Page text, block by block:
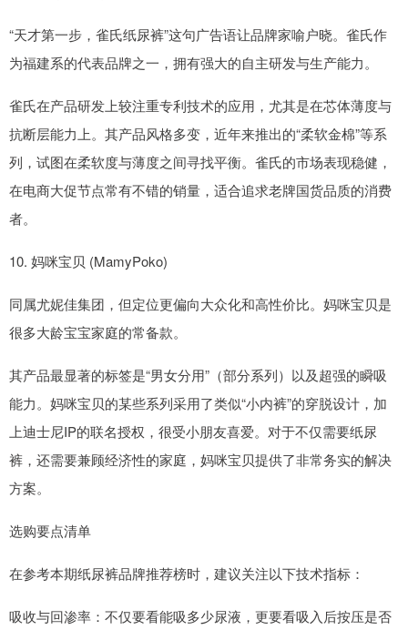
“天才第一步，雀氏纸尿裤”这句广告语让品牌家喻户晓。雀氏作
为福建系的代表品牌之一，拥有强大的自主研发与生产能力。
雀氏在产品研发上较注重专利技术的应用，尤其是在芯体薄度与
抗断层能力上。其产品风格多变，近年来推出的“柔软金棉”等系
列，试图在柔软度与薄度之间寻找平衡。雀氏的市场表现稳健，
在电商大促节点常有不错的销量，适合追求老牌国货品质的消费
者。
10. 妈咪宝贝 (MamyPoko)
同属尤妮佳集团，但定位更偏向大众化和高性价比。妈咪宝贝是
很多大龄宝宝家庭的常备款。
其产品最显著的标签是“男女分用”（部分系列）以及超强的瞬吸
能力。妈咪宝贝的某些系列采用了类似“小内裤”的穿脱设计，加
上迪士尼IP的联名授权，很受小朋友喜爱。对于不仅需要纸尿
裤，还需要兼顾经济性的家庭，妈咪宝贝提供了非常务实的解决
方案。
选购要点清单
在参考本期纸尿裤品牌推荐榜时，建议关注以下技术指标：
吸收与回渗率：不仅要看能吸多少尿液，更要看吸入后按压是否